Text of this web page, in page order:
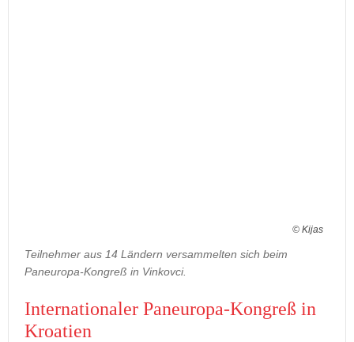
© Kijas
Teilnehmer aus 14 Ländern versammelten sich beim
Paneuropa-Kongreß in Vinkovci.
In­ter­na­tio­na­ler Paneuropa-​Kongreß in
Kroa­ti­en